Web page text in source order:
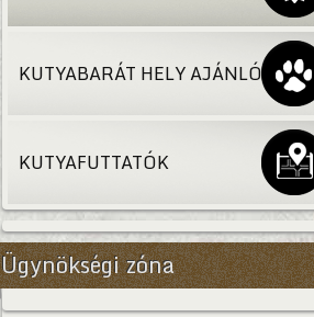
KUTYABARÁT HELY AJÁNLÓ
KUTYAFUTTATÓK
Ügynökségi zóna